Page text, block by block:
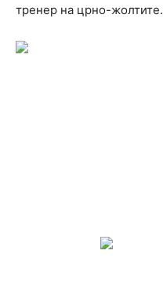
тренер на црно-жолтите.